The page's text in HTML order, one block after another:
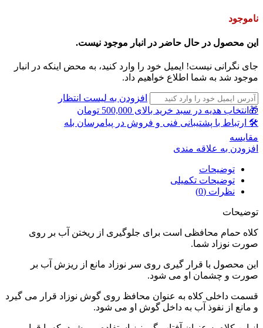
ناموجود
این محصول در حال حاضر در انبار موجود نیست.
جای نگرانی نیست! ایمیل خود را وارد کنید، به محض اینکه در انبار
موجود شد به شما اطلاع خواهیم داد.
افزودن به لیست انتظار
🎁انتخاب هدیه در سبد خرید بالای 500,000 تومان
🛠 ارتباط با پشتیبانی فنی و فروش در پیامرسان بله
مقايسه
افزودن به علاقه مندی
توضیحات
توضیحات تکمیلی
نظرات (0)
توضیحات
کلاه حمام محافظی است برای جلوگیری از ریختن آب بر روی
صورت نوزاد شما.
این محصول با قرار گیری روی سر نوزاد مانع از ریزش آب بر
صورت و چشمان او می شود.
قسمت داخلی کلاه به عنوان محافظ روی گوش نوزاد قرار می گیرد
و مانع از نفوذ آب به داخل گوش او می شود.